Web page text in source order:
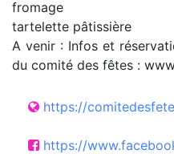
fromage
tartelette pâtissière
A venir : Infos et
du comité des fêtes :
https://
https://www.facebook.com/